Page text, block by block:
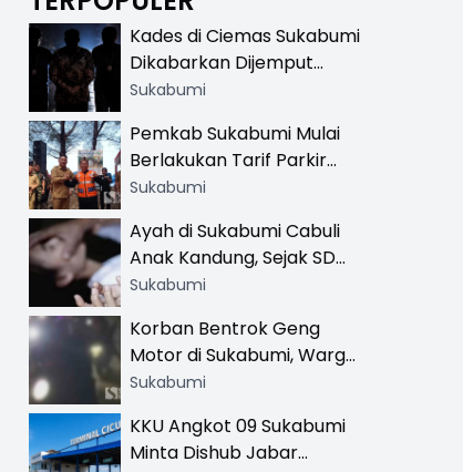
Kades di Ciemas Sukabumi
Dikabarkan Dijemput
Satnarkoba, Polisi
Sukabumi
Pemkab Sukabumi Mulai
Berlakukan Tarif Parkir
Resmi di 13 Lokasi Wisata,
Khusus
Sukabumi
Ayah di Sukabumi Cabuli
Anak Kandung, Sejak SD
Hingga SMA
Sukabumi
Korban Bentrok Geng
Motor di Sukabumi, Warga
dan Sopir Tangki
Sukabumi
KKU Angkot 09 Sukabumi
Minta Dishub Jabar